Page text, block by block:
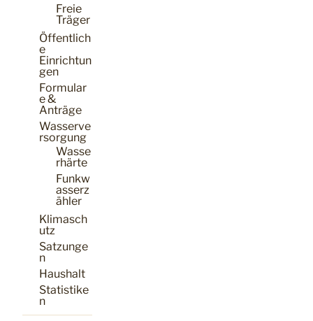
Freie
Träger
Öffentlich
e
Einrichtun
gen
Formular
e &
Anträge
Wasserve
rsorgung
Wasse
rhärte
Funkw
asserz
ähler
Klimasch
utz
Satzunge
n
Haushalt
Statistike
n